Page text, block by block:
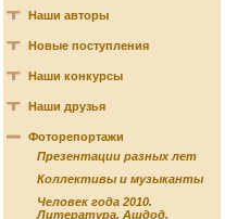
Наши авторы
Новые поступления
Наши конкурсы
Наши друзья
Фоторепортажи
Презентации разных лет
Коллективы и музыканты
Человек года 2010.
Литература. Ашдод.